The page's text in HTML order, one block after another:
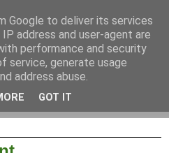
Google to deliver its services
address and user-agent are
performance and security
service, generate usage
address abuse.
GOT IT